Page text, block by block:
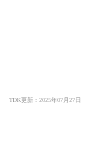
TDK更新：2025年07月27日